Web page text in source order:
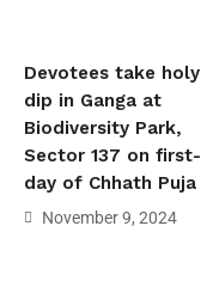
Devotees take holy
dip in Ganga at
Biodiversity Park,
Sector 137 on first-
day of Chhath Puja
November 9, 2024